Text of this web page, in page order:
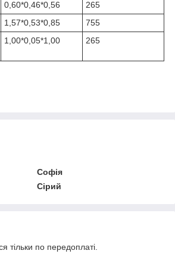
0,60*0,46*0,56
265
1,57*0,53*0,85
755
1,00*0,05*1,00 265
Софія
Сірий
тільки по передоплаті.